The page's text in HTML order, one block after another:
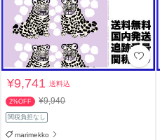
¥9,741送料込
2%OFF ¥9,940
関税負担なし
marimekko